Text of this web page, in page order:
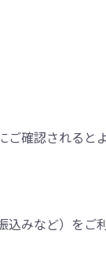
確認されるとよ
みなど）をご